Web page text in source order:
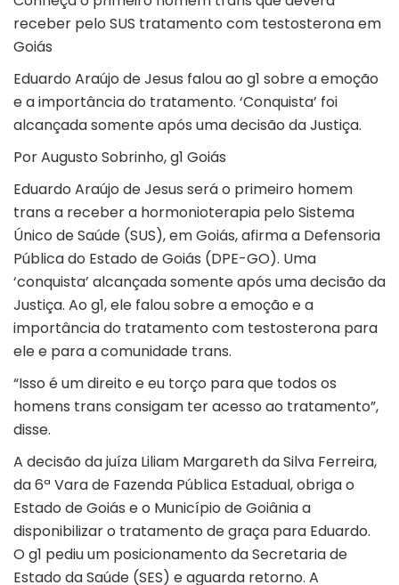
receber pelo SUS tratamento com testosterona em
Goiás
Eduardo Araújo de Jesus falou ao g1 sobre a emoção
e a importância do tratamento. ‘Conquista’ foi
alcançada somente após uma decisão da Justiça.
Por Augusto Sobrinho, g1 Goiás
Eduardo Araújo de Jesus será o primeiro homem
trans a receber a hormonioterapia pelo Sistema
Único de Saúde (SUS), em Goiás, afirma a Defensoria
Pública do Estado de Goiás (DPE-GO). Uma
‘conquista’ alcançada somente após uma decisão da
Justiça. Ao g1, ele falou sobre a emoção e a
importância do tratamento com testosterona para
ele e para a comunidade trans.
“Isso é um direito e eu torço para que todos os
homens trans consigam ter acesso ao tratamento”,
disse.
A decisão da juíza Liliam Margareth da Silva Ferreira,
da 6ª Vara de Fazenda Pública Estadual, obriga o
Estado de Goiás e o Município deGoiâniaa
disponibilizar o tratamento de graça para Eduardo.
O g1 pediu um posicionamento da Secretaria de
Estado da Saúde (SES) e aguarda retorno. A